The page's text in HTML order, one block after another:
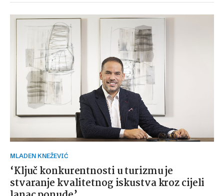
MLADEN KNEŽEVIĆ
‘Ključ konkurentnosti u turizmu je
stvaranje kvalitetnog iskustva kroz cijeli